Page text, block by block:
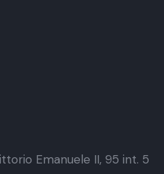
Emanuele II, 95 int. 5